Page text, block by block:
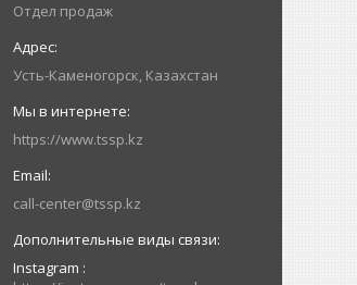
Отдел продаж
Усть-Каменогорск, Казахстан
https://www.tssp.kz
call-center@tssp.kz
Instagram